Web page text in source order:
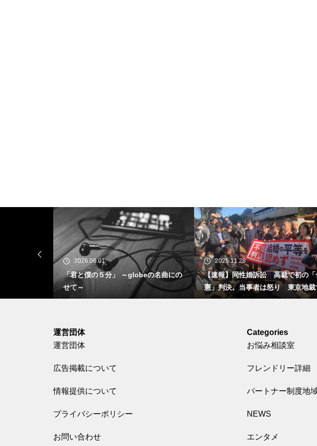
2025.11.28
【速報】同性婚訴訟 高裁で初の「合
憲」判決。当事者は怒り 東京地裁で
2025.10.19
「ブルーボーイ事件」 ～I Am
Am～
運営団体
運営団体
広告掲載について
情報提供について
プライバシーポリシー
お問い合わせ
Categories
お悩み相談室
フレンドリー詳細
パートナー制度地
NEWS
エンタメ